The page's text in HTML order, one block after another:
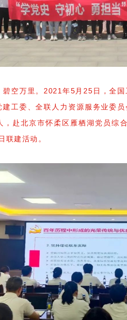
碧空万里。2021年5月25日，全
建工委、全联人力资源服务业委
，赴北京市怀柔区雁栖湖党员综
联建活动。